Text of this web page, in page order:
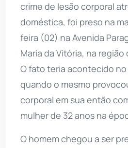
crime de lesão corporal
doméstica, foi preso na
feira (02) na Avenida
Maria da Vitória, na região
O fato teria acontecido no
quando o mesmo
corporal em sua então
mulher de 32 anos na
O homem chegou a ser